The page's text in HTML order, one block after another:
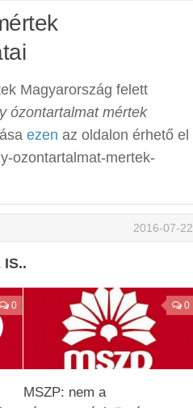
Magyarország felett
ózontartalmat mértek
ezen az oldalon érhető el
ozontartalmat-mertek-
2016-07-22
IS..
0 0
MSZP: nem a